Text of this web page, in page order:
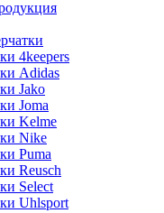
4keepers
Adidas
Jako
Joma
Kelme
Nike
Puma
Reusch
Select
Uhlsport